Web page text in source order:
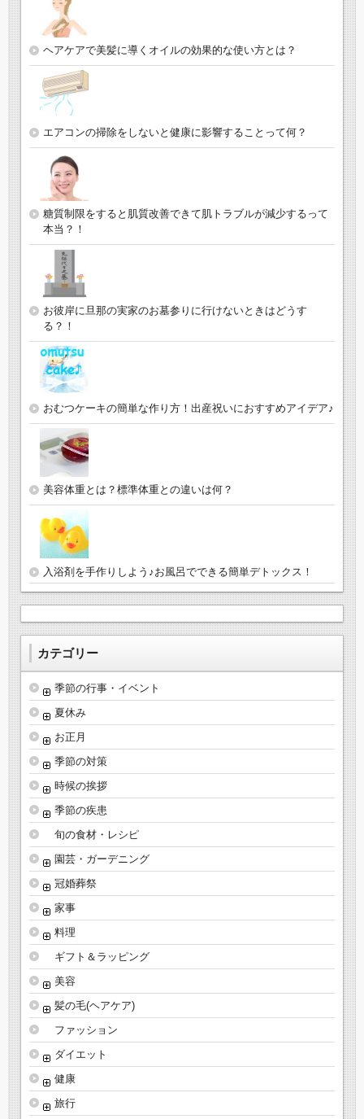
ヘアケアで美髪に導くオイルの効果的な使い方とは？
エアコンの掃除をしないと健康に影響することって何？
糖質制限をすると肌質改善できて肌トラブルが減少するって
本当？！
お彼岸に旦那の実家のお墓参りに行けないときはどうす
る？！
おむつケーキの簡単な作り方！出産祝いにおすすめアイデア♪
美容体重とは？標準体重との違いは何？
入浴剤を手作りしよう♪お風呂でできる簡単デトックス！
カテゴリー
季節の行事・イベント
夏休み
お正月
季節の対策
時候の挨拶
季節の疾患
旬の食材・レシピ
園芸・ガーデニング
冠婚葬祭
家事
料理
ギフト＆ラッピング
美容
髪の毛(ヘアケア)
ファッション
ダイエット
健康
旅行